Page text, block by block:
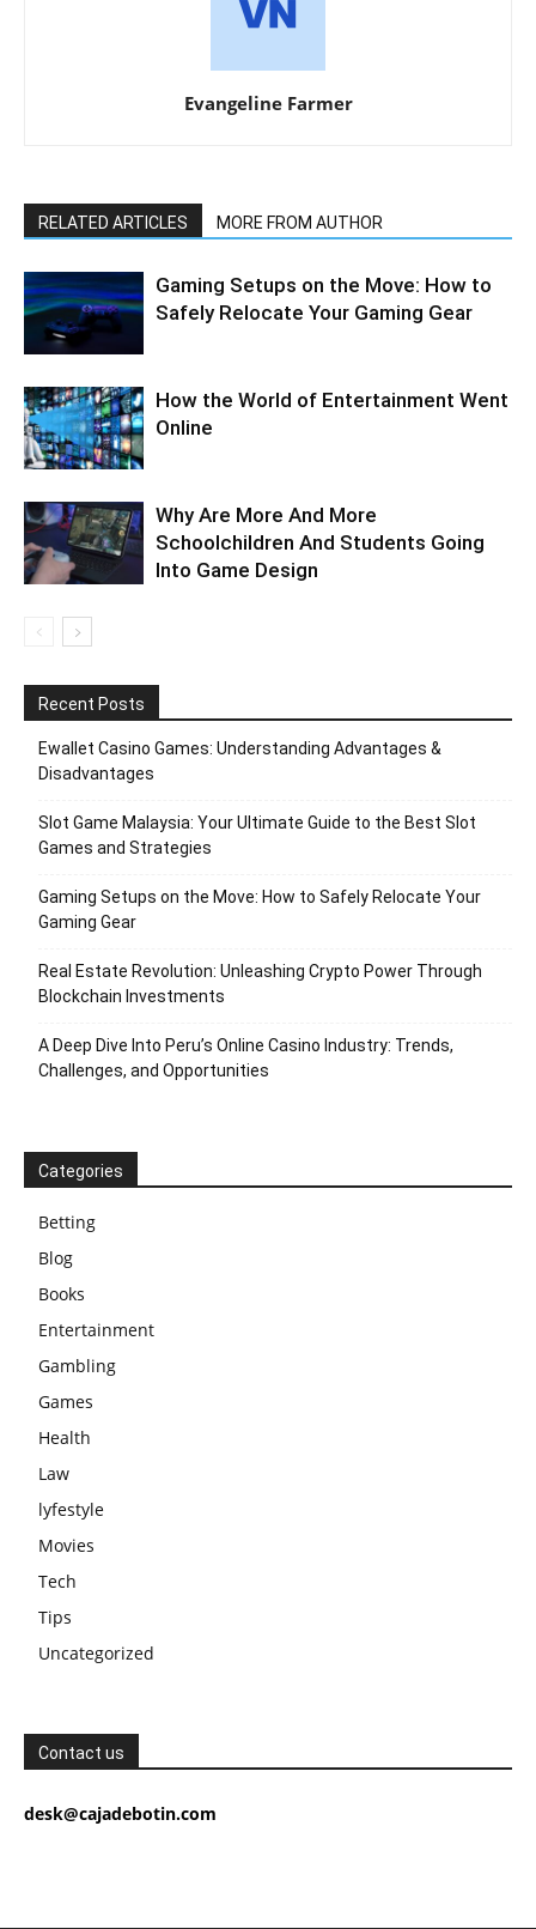
Evangeline Farmer
RELATED ARTICLES MORE FROM AUTHOR
Gaming Setups on the Move: How to
Safely Relocate Your Gaming Gear
How the World of Entertainment Went
Online
Why Are More And More
Schoolchildren And Students Going
Into Game Design
Recent Posts
Ewallet Casino Games: Understanding Advantages &
Disadvantages
Slot Game Malaysia: Your Ultimate Guide to the Best Slot
Games and Strategies
Gaming Setups on the Move: How to Safely Relocate Your
Gaming Gear
Real Estate Revolution: Unleashing Crypto Power Through
Blockchain Investments
A Deep Dive Into Peru’s Online Casino Industry: Trends,
Challenges, and Opportunities
Categories
Betting
Blog
Books
Entertainment
Gambling
Games
Health
Law
lyfestyle
Movies
Tech
Tips
Uncategorized
Contact us
desk@cajadebotin.com